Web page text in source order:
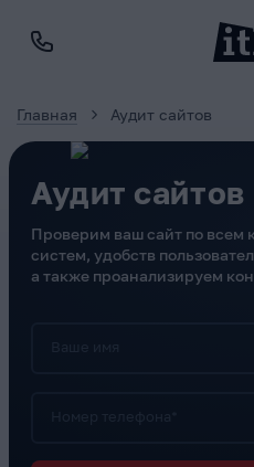
Главная Аудит сайтов
Аудит сайтов
Проверим ваш сайт по всем
систем, удобств
а также проанализируем